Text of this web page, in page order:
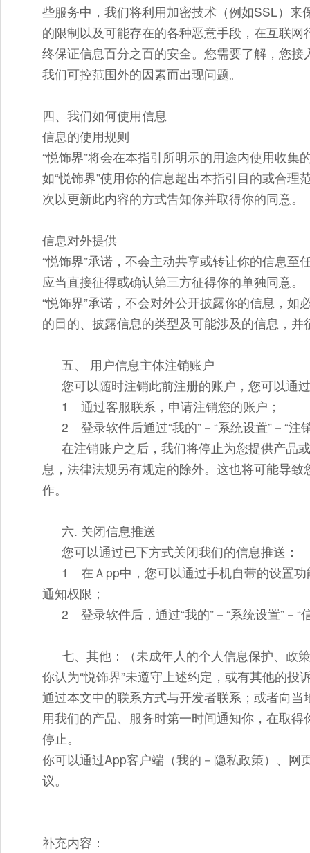
些服务中，我们将利用加密技术（例如SSL）
的限制以及可能存在的各种恶意手段，在互联
终保证信息百分之百的安全。您需要了解，您
我们可控范围外的因素而出现问题。
四、我们如何使用信息
信息的使用规则
“悦饰界”将会在本指引所明示的用途内使用收集
如“悦饰界”使用你的信息超出本指引目的或合
次以更新此内容的方式告知你并取得你的同意。
信息对外提供
“悦饰界”承诺，不会主动共享或转让你的信息
应当直接征得或确认第三方征得你的单独同意。
“悦饰界”承诺，不会对外公开披露你的信息，
的目的、披露信息的类型及可能涉及的信息，并
五、 用户信息主体注销账户
您可以随时注销此前注册的账户，您可以通
1 通过客服联系，申请注销您的账户；
2 登录软件后通过“我的”－“系统设置”－“注
在注销账户之后，我们将停止为您提供产品
息，法律法规另有规定的除外。这也将可能导
作。
六. 关闭信息推送
您可以通过已下方式关闭我们的信息推送：
1 在Ａpp中，您可以通过手机自带的设置功
通知权限；
2 登录软件后，通过“我的”－“系统设置”－“
七、其他：（未成年人的个人信息保护、政
你认为“悦饰界”未遵守上述约定，或有其他的
通过本文中的联系方式与开发者联系；或者向
用我们的产品、服务时第一时间通知你，在取
停止。
你可以通过App客户端（我的－隐私政策）、
议。
补充内容：